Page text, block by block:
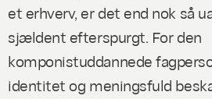
et erhverv, er det end nok så
sjældent efterspurgt. For den
komponistuddannede
identitet og meningsfuld